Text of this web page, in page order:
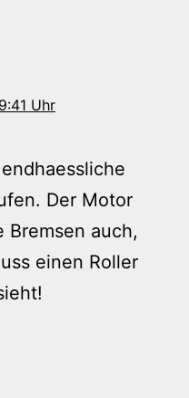
Uhr
Der Motor
auch,
einen Roller